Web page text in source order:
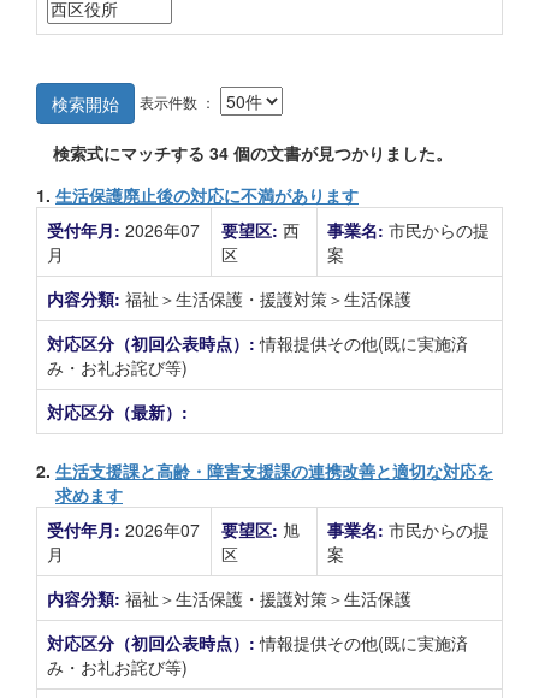
検索開始 表示件数 ：
検索式にマッチする 34 個の文書が見つかりました。
1. 生活保護廃止後の対応に不満があります
受付年月: 2026年07
月
要望区: 西
区
事業名: 市民からの提
案
内容分類: 福祉＞生活保護・援護対策＞生活保護
対応区分（初回公表時点）:情報提供その他(既に実施済
み・お礼お詫び等)
対応区分（最新）:
2. 生活支援課と高齢・障害支援課の連携改善と適切な対応を
求めます
受付年月: 2026年07
月
要望区: 旭
区
事業名: 市民からの提
案
内容分類: 福祉＞生活保護・援護対策＞生活保護
対応区分（初回公表時点）:情報提供その他(既に実施済
み・お礼お詫び等)